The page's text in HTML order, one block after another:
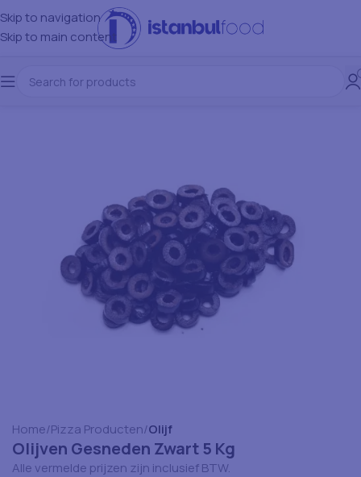
Skip to navigation
Skip to main content
Home Pizza Producten Olijf
Olijven Gesneden Zwart 5 Kg
Alle vermelde prijzen zijn inclusief BTW.